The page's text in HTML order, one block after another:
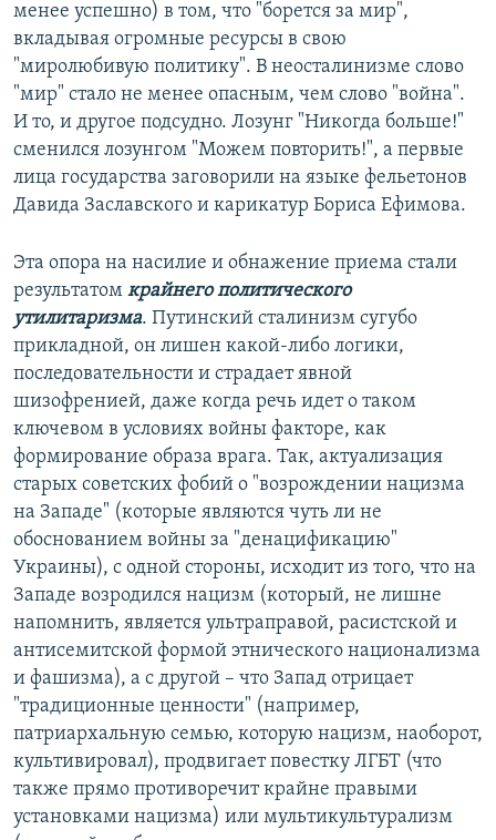
менее успешно) в том, что "борется за мир",
вкладывая огромные ресурсы в свою
"миролюбивую политику". В неосталинизме слово
"мир" стало не менее опасным, чем слово "война".
И то, и другое подсудно. Лозунг "Никогда больше!"
сменился лозунгом "Можем повторить!", а первые
лица государства заговорили на языке фельетонов
Давида Заславского и карикатур Бориса Ефимова.
Эта опора на насилие и обнажение приема стали
результатом крайнего политического
утилитаризма. Путинский сталинизм сугубо
прикладной, он лишен какой-либо логики,
последовательности и страдает явной
шизофренией, даже когда речь идет о таком
ключевом в условиях войны факторе, как
формирование образа врага. Так, актуализация
старых советских фобий о "возрождении нацизма
на Западе" (которые являются чуть ли не
обоснованием войны за "денацификацию"
Украины), с одной стороны, исходит из того, что на
Западе возродился нацизм (который, не лишне
напомнить, является ультраправой, расистской и
антисемитской формой этнического национализма
и фашизма), а с другой – что Запад отрицает
"традиционные ценности" (например,
патриархальную семью, которую нацизм, наоборот,
культивировал), продвигает повестку ЛГБТ (что
также прямо противоречит крайне правыми
установками нацизма) или мультикультурализм